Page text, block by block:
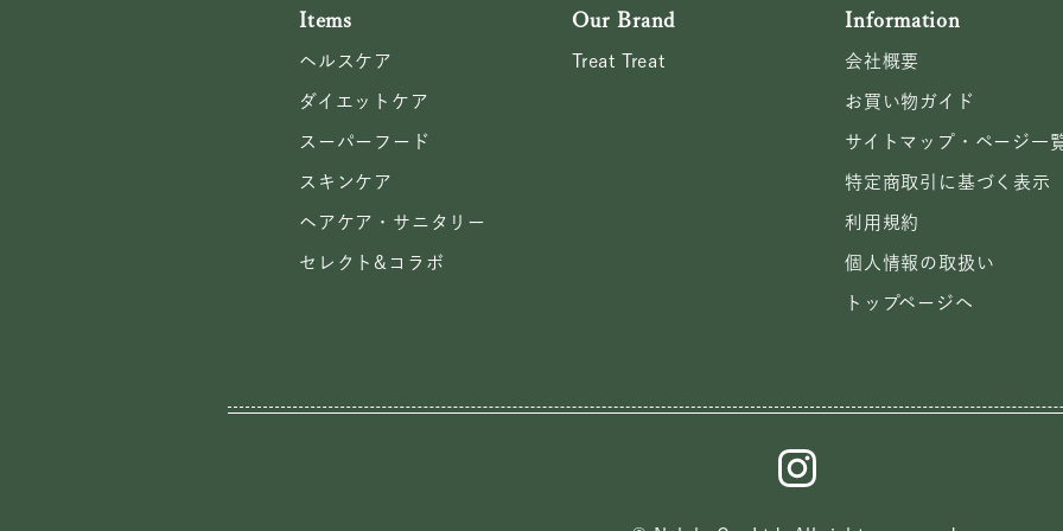
Items
ヘルスケア
ダイエットケア
スーパーフード
スキンケア
ヘアケア・サニタリー
セレクト&コラボ
Our Brand
Treat Treat
Information
会社概要
お買い物ガイド
サイトマップ・ページ一
特定商取引に基づく表示
利用規約
個人情報の取扱い
トップページへ